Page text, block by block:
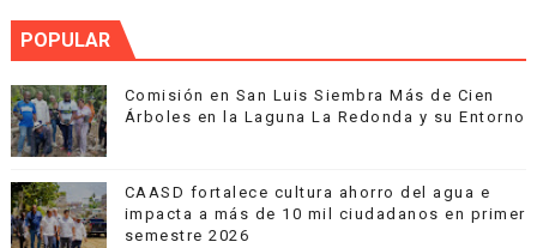
POPULAR
Comisión en San Luis Siembra Más de Cien
Árboles en la Laguna La Redonda y su Entorno
CAASD fortalece cultura ahorro del agua e
impacta a más de 10 mil ciudadanos en primer
semestre 2026